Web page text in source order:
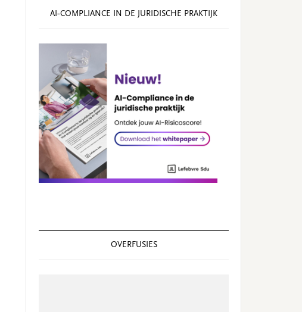
AI‑COMPLIANCE IN DE JURIDISCHE PRAKTIJK
OVERFUSIES